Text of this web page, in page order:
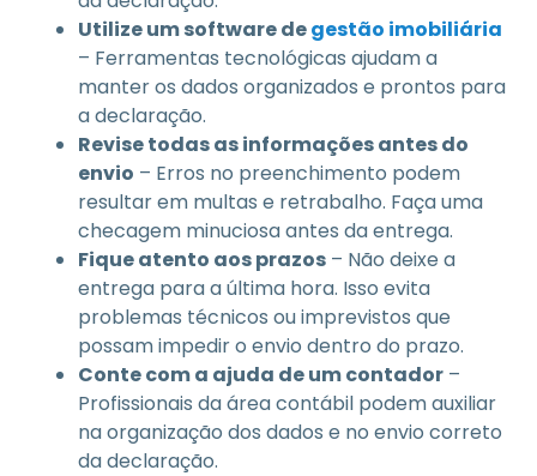
Utilize um software degestão imobiliária
– Ferramentas tecnológicas ajudam a
manter os dados organizados e prontos para
a declaração.
Revise todas as informações antes do
envio – Erros no preenchimento podem
resultar em multas e retrabalho. Faça uma
checagem minuciosa antes da entrega.
Fique atento aos prazos – Não deixe a
entrega para a última hora. Isso evita
problemas técnicos ou imprevistos que
possam impedir o envio dentro do prazo.
Conte com a ajuda de um contador –
Profissionais da área contábil podem auxiliar
na organização dos dados e no envio correto
da declaração.